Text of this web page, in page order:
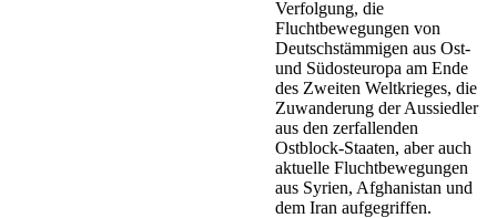
Verfolgung, die
Fluchtbewegungen von
Deutschstämmigen aus Ost-
und Südosteuropa am Ende
des Zweiten Weltkrieges, die
Zuwanderung der Aussiedler
aus den zerfallenden
Ostblock-Staaten, aber auch
aktuelle Fluchtbewegungen
aus Syrien, Afghanistan und
dem Iran aufgegriffen.